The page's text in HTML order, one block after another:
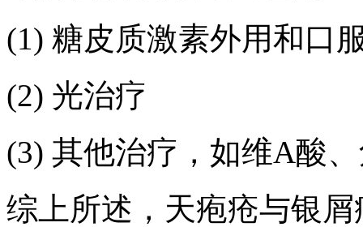
(1) 糖皮质激素外用和口
(2) 光治疗
(3) 其他治疗，如维A酸
综上所述，天疱疮与银